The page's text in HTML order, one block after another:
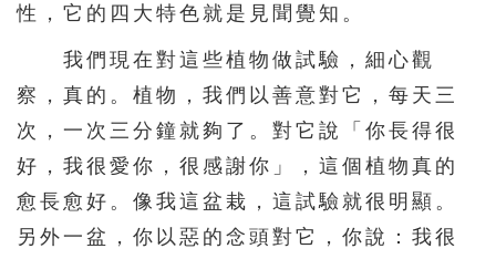
性，它的四大特色就是見聞覺知。
我們現在對這些植物做試驗，細心觀
察，真的。植物，我們以善意對它，每天三
次，一次三分鐘就夠了。對它說「你長得很
好，我很愛你，很感謝你」，這個植物真的
愈長愈好。像我這盆栽，這試驗就很明顯。
另外一盆，你以惡的念頭對它，你說：我很